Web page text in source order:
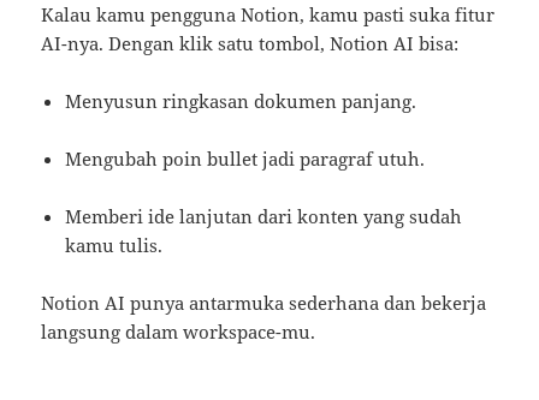
Kalau kamu pengguna Notion, kamu pasti suka fitur
AI-nya. Dengan klik satu tombol, Notion AI bisa:
Menyusun ringkasan dokumen panjang.
Mengubah poin bullet jadi paragraf utuh.
Memberi ide lanjutan dari konten yang sudah
kamu tulis.
Notion AI punya antarmuka sederhana dan bekerja
langsung dalam workspace-mu.